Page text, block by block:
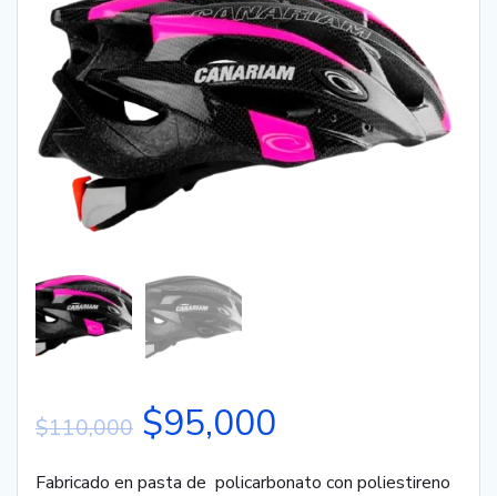
$110,000 $95,000
Fabricado en pasta de policarbonato con poliestireno